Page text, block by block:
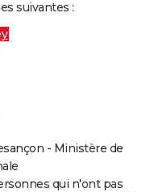
suivantes :
- Ministère de
qui n'ont pas